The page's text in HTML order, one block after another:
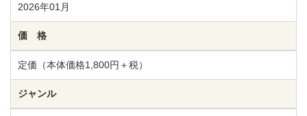
2026年01月
価 格
定価（本体価格1,800円＋税）
ジャンル